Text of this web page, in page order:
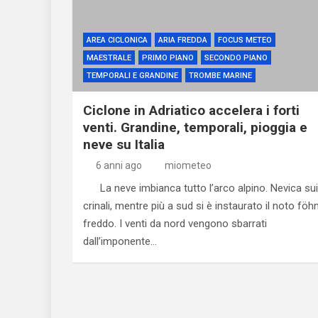
AREA CICLONICA ARIA FREDDA
FOCUS METEO
MAESTRALE
PRIMO PIANO
SECONDO PIANO
TEMPORALI E GRANDINE
TROMBE MARINE
Ciclone in Adriatico accelera i forti
venti. Grandine, temporali, pioggia e
neve su Italia
6 anni ago miometeo
La neve imbianca tutto l’arco alpino. Nevica sui
crinali, mentre più a sud si è instaurato il noto
freddo. I venti da nord vengono sbarrati
dall’imponente…